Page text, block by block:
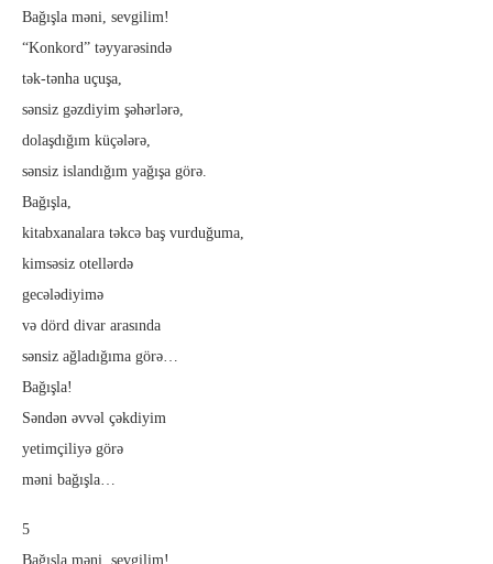
Bağışla məni, sevgilim!
“Konkord” təyyarəsində
tək-tənha uçuşa,
sənsiz gəzdiyim şəhərlərə,
dolaşdığım küçələrə,
sənsiz islandığım yağışa görə.
Bağışla,
kitabxanalara təkcə baş vurduğuma,
kimsəsiz otellərdə
gecələdiyimə
və dörd divar arasında
sənsiz ağladığıma görə…
Bağışla!
Səndən əvvəl çəkdiyim
yetimçiliyə görə
məni bağışla…
5
Bağışla məni, sevgilim!